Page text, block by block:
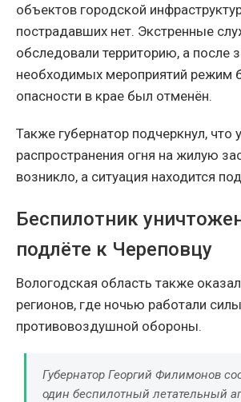
объектов городской
пострадавших нет. Экстренные
обследовали территорию, а после
необходимых мероприятий режим
опасности в крае был отменён.
Также губернатор подчеркнул, что
распространения огня на жилую
возникло, а ситуация находится
Беспилотник
подлёте к Череповцу
Вологодская область также
регионов, где ночью работали силы
противовоздушной обороны.
Губернатор Георгий Филимонов
один беспилотный летательный